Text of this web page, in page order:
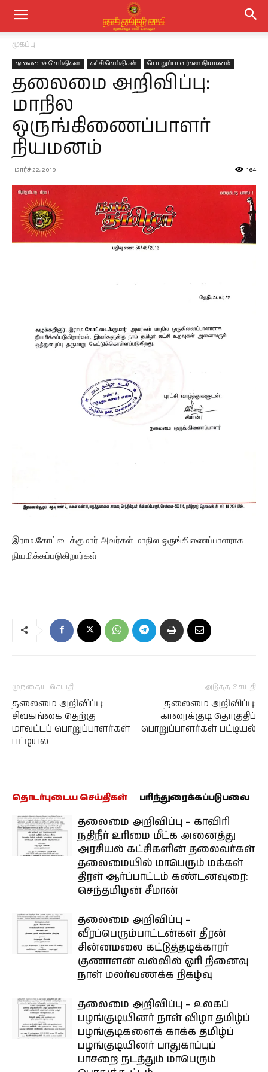
முகப்பு
தலைமைச் செய்திகள் கட்சி செய்திகள் பொறுப்பாளர்கள் நியமனம்
தலைமை அறிவிப்பு:
மாநில
ஒருங்கிணைப்பாளர்
நியமனம்
மார்ச் 22, 2019 164
இராம.கோட்டைக்குமார் அவர்கள் மாநில ஒருங்கிணைப்பாளராக
நியமிக்கப்படுகிறார்கள்
முந்தைய செய்தி
தலைமை அறிவிப்பு:
சிவகங்கை தெற்கு
மாவட்டப் பொறுப்பாளர்கள்
பட்டியல்
அடுத்த செய்தி
தலைமை அறிவிப்பு:
காரைக்குடி தொகுதிப்
பொறுப்பாளர்கள் பட்டியல்
தொடர்புடைய செய்திகள் பரிந்துரைக்கப்படுபவை
தலைமை அறிவிப்பு – காவிரி
நதிநீர் உரிமை மீட்க அனைத்து
அரசியல் கட்சிகளின் தலைவர்கள்
தலைமையில் மாபெரும் மக்கள்
திரள் ஆர்ப்பாட்டம் கண்டனவுரை:
செந்தமிழன் சீமான்
தலைமை அறிவிப்பு –
வீரப்பெரும்பாட்டன்கள் தீரன்
சின்னமலை கட்டுத்தடிக்காரர்
குணாளன் வல்வில் ஓரி நினைவு
நாள் மலர்வணக்க நிகழ்வு
தலைமை அறிவிப்பு – உலகப்
பழங்குடியினர் நாள் விழா தமிழ்ப்
பழங்குடிகளைக் காக்க தமிழ்ப்
பழங்குடியினர் பாதுகாப்புப்
பாசறை நடத்தும் மாபெரும்